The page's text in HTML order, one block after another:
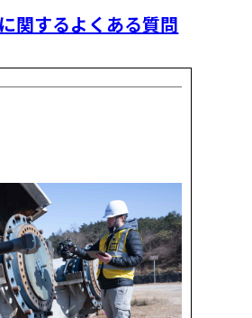
関するよくある質問